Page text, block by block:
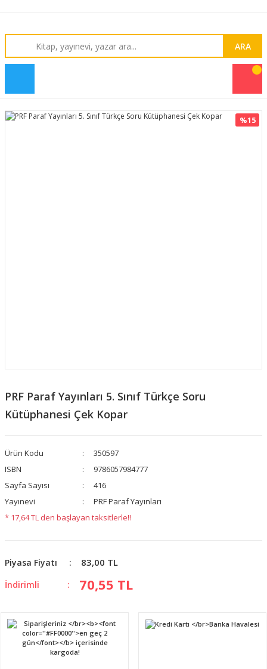
ARA
%15
PRF Paraf Yayınları 5. Sınıf Türkçe Soru
Kütüphanesi Çek Kopar
Ürün Kodu
350597
ISBN
9786057984777
Sayfa Sayısı
416
Yayınevi
PRF Paraf Yayınları
* 17,64 TL den başlayan taksitlerle!!
Piyasa Fiyatı 83,00 TL
İndirimli 70,55 TL